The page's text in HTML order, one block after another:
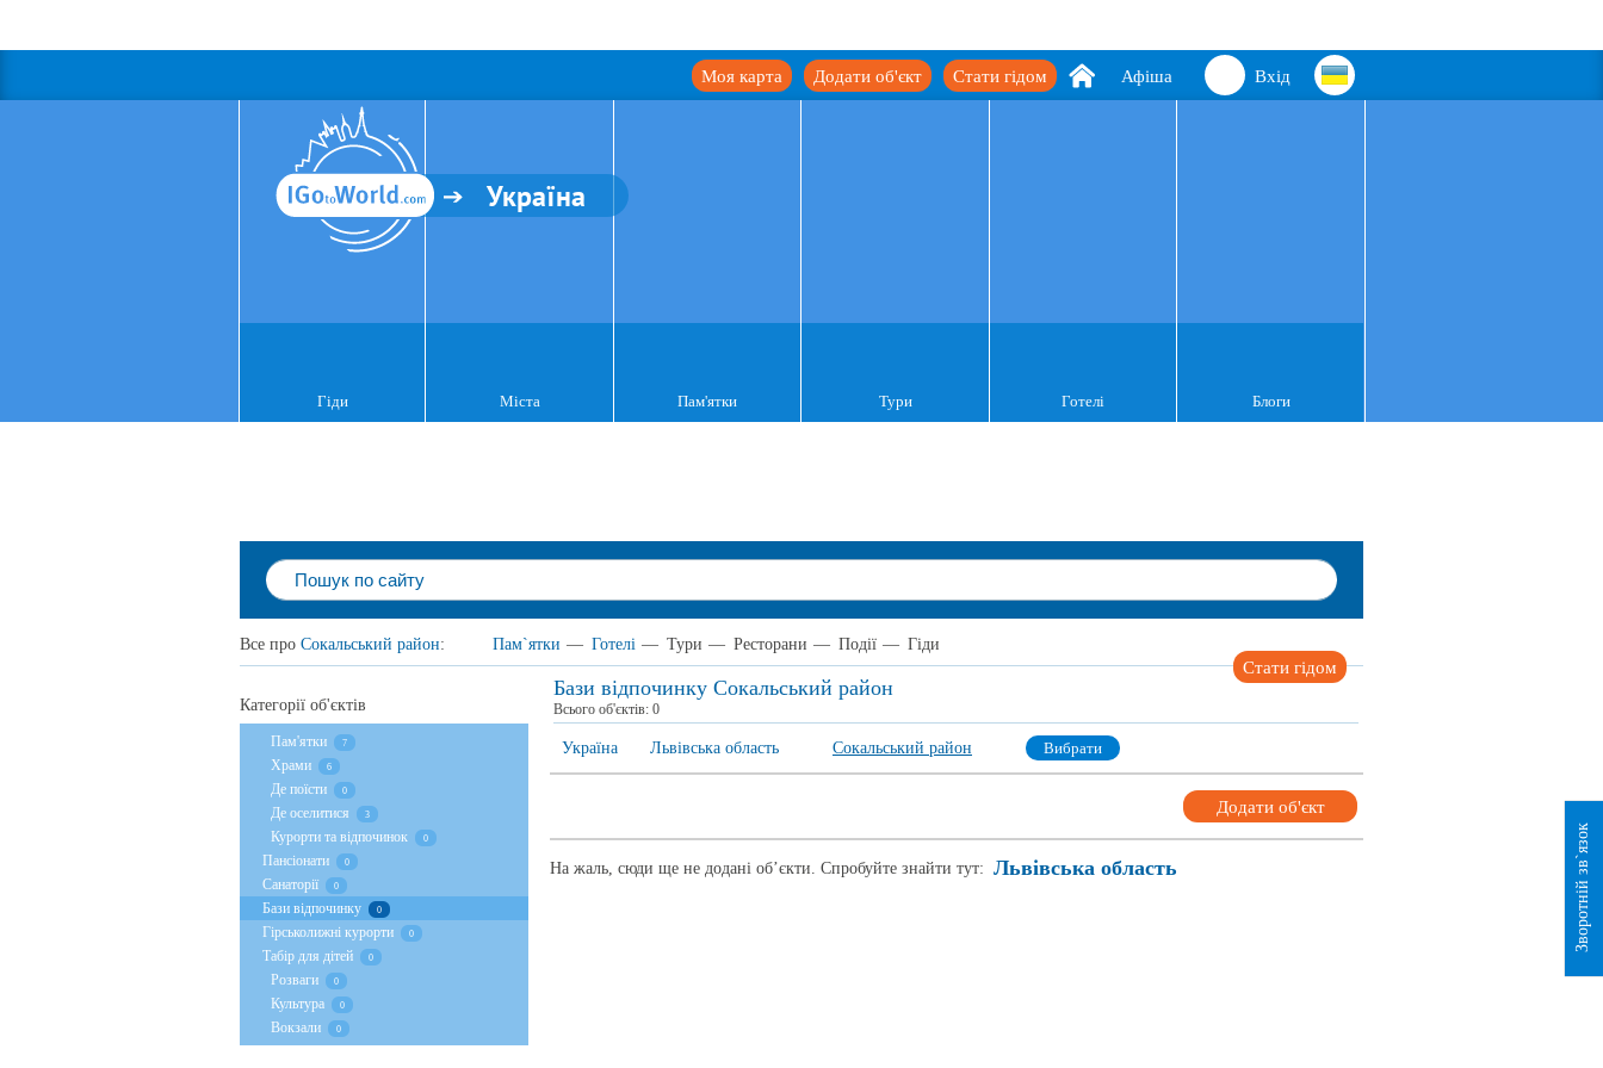
Вхід
Афіша
Стати гідом
Додати об'єкт
Моя карта
Україна
Гіди Міста Пам'ятки Тури Готелі Блоги
Все про Сокальський район: Пам`ятки — Готелі — Тури — Ресторани — Події — Гіди
Бази відпочинку Сокальський район
Стати гідом
Всього об'єктів: 0
Україна Львівська область Сокальський район Вибрати
Додати об'єкт
На жаль, сюди ще не додані об’єкти. Спробуйте знайти тут: Львівська область
Категорії об'єктів
Пам'ятки 7
Храми 6
Де поїсти 0
Де оселитися 3
Курорти та відпочинок 0
Пансіонати 0
Санаторії 0
Бази відпочинку 0
Гірськолижні курорти 0
Табір для дітей 0
Розваги 0
Культура 0
Вокзали 0
Зворотній зв`язок